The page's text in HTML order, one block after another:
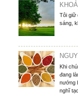
Tôi giữ
sáng,
Khi
đang
nướng
nghĩ